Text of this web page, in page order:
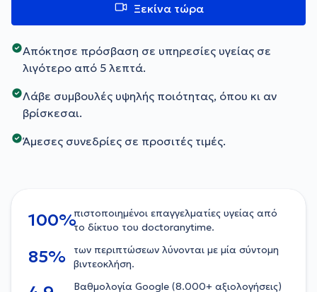
Απόκτησε πρόσβαση σε υπηρεσίες υγείας σε
λιγότερο από 5 λεπτά.
Λάβε συμβουλές υψηλής ποιότητας, όπου κι αν
βρίσκεσαι.
Άμεσες συνεδρίες σε προσιτές τιμές.
Ξεκίνα τώρα
100%πιστοποιημένοι επαγγελματίες υγείας από
το δίκτυο του doctoranytime.
85%
των περιπτώσεων λύνονται με μία σύντομη
βιντεοκλήση.
Βαθμολογία Google (8.000+ αξιολογήσεις)